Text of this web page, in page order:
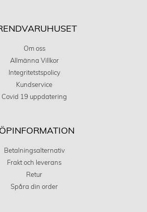
Om oss
Allmänna Villkor
Integritetstspolicy
Kundservice
Covid 19 uppdatering
Betalningsalternativ
Frakt och leverans
Retur
Spåra din order